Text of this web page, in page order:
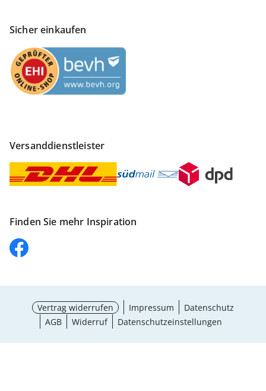
Sicher einkaufen
Versanddienstleister
Finden Sie mehr Inspiration
Vertrag widerrufen Impressum
Datenschutz
AGB
Widerruf Datenschutzeinstellungen